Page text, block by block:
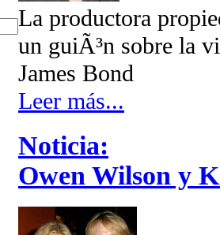
La productora
un guiÃ³n sobre la
James Bond
Leer más...
Noticia:
Owen Wilson y